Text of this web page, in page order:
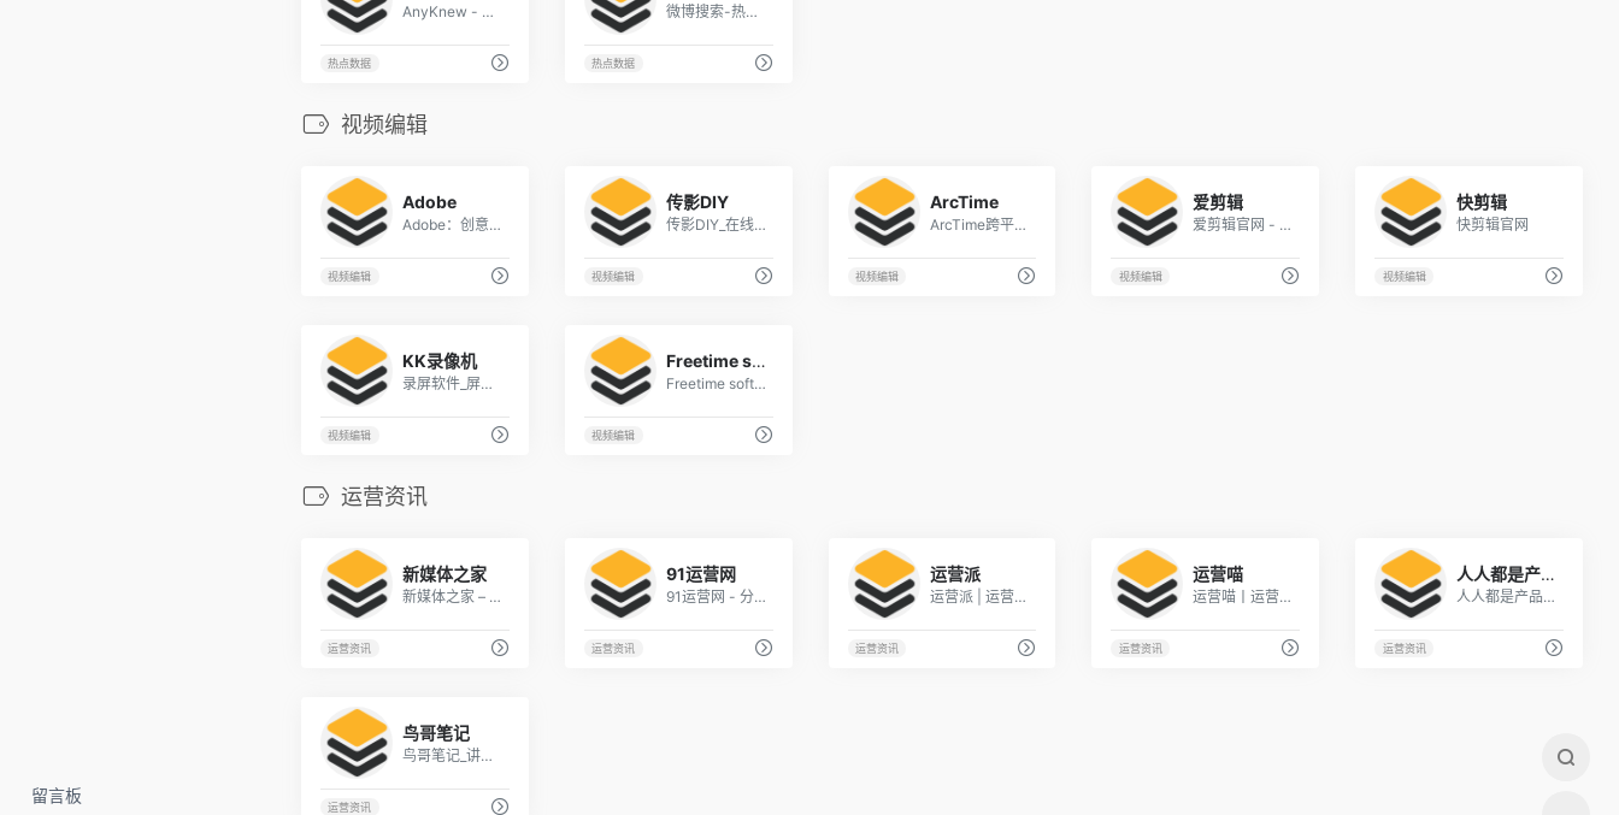
留言板
AnyKnew - 效率资讯 - 高效读新闻, 5分钟遍历全网热点
热点数据
微博搜索-热搜榜
热点数据
视频编辑
Adobe
Adobe：创意、营销和文档管理解决方案
视频编辑
传影DIY
传影DIY_在线视频制作_diy婚礼视频_电子相册_企业宣传片 - 传影DIY视频chuanying520.com
视频编辑
ArcTime
ArcTime跨平台字幕软件 | Arctime字幕软件
视频编辑
爱剪辑
爱剪辑官网 - 全民流行的视频剪辑软件
视频编辑
快剪辑
快剪辑官网
视频编辑
KK录像机
录屏软件_屏幕录制_录像软件_视频录制软件 - KK录像机官网_免费下载
视频编辑
Freetime software
Freetime software
视频编辑
运营资讯
新媒体之家
新媒体之家 – 新媒体运营、营销文案策划爱好者学习交流平台
运营资讯
91运营网
91运营网 - 分享互联网产品策划,网络营销,移动互联网,电子商务运营干货
运营资讯
运营派
运营派 | 运营、市场、营销、文案学习平台
运营资讯
运营喵
运营喵丨运营、推广、文案从业者学习平台
运营资讯
人人都是产品经理
人人都是产品经理 | 产品经理、产品爱好者学习交流平台
运营资讯
鸟哥笔记
鸟哥笔记_讲述营销的故事
运营资讯